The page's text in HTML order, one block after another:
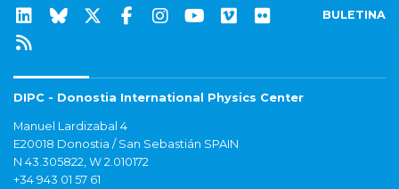
BULETINA
DIPC - Donostia International Physics Center
Manuel Lardizabal 4
E20018 Donostia / San Sebastián SPAIN
N 43.305822, W 2.010172
+34 943 01 57 61